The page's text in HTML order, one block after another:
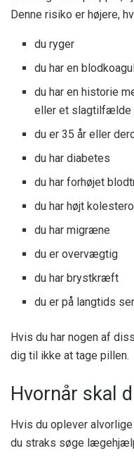
Denne risiko er højere,
du ryger
du har en
du har en historie
eller et slagtilfælde
du er 35 år eller
du har diabetes
du har forhøjet
du har højt
du har migræne
du er overvægtig
du har brystkræft
du er på langtids
Hvis du har nogen af
dig til ikke at tage pillen.
Hvornår skal
Hvis du oplever
du straks søge